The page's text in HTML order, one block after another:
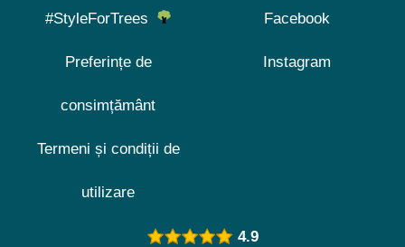
#StyleForTrees
Preferințe de
consimțământ
Termeni și condiții de
utilizare
Facebook
Instagram
4.9